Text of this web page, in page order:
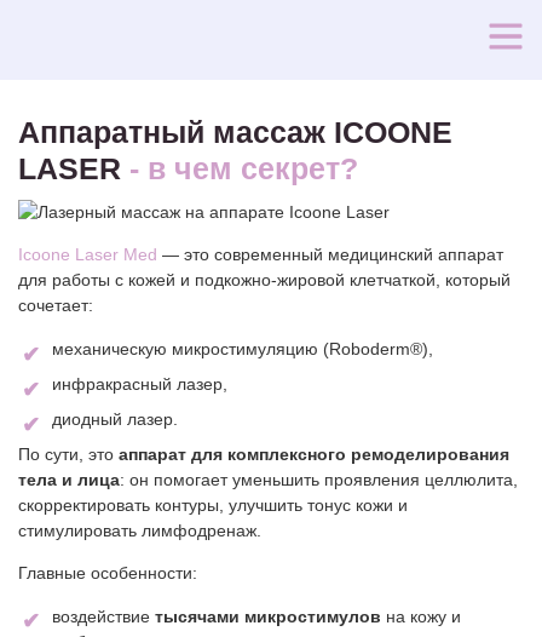
Аппаратный массаж ICOONE
LASER - в чем секрет?
Icoone Laser Med — это современный медицинский аппарат
для работы с кожей и подкожно‑жировой клетчаткой, который
сочетает:
механическую микростимуляцию (Roboderm®),
инфракрасный лазер,
диодный лазер.
По сути, это аппарат для комплексного ремоделирования
тела и лица: он помогает уменьшить проявления целлюлита,
скорректировать контуры, улучшить тонус кожи и
стимулировать лимфодренаж.
Главные особенности:
воздействие тысячами микростимулов на кожу и